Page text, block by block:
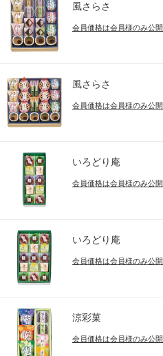
風さらさ
会員価格は会員様のみ公開
風さらさ
会員価格は会員様のみ公開
いろどり庵
会員価格は会員様のみ公開
いろどり庵
会員価格は会員様のみ公開
涼彩菓
会員価格は会員様のみ公開